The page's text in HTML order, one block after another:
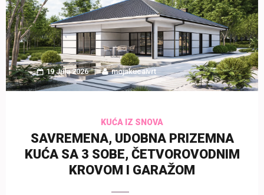
19 Jula 2026 mojakucaivrt
KUĆA IZ SNOVA
SAVREMENA, UDOBNA PRIZEMNA
KUĆA SA 3 SOBE, ČETVOROVODNIM
KROVOM I GARAŽOM